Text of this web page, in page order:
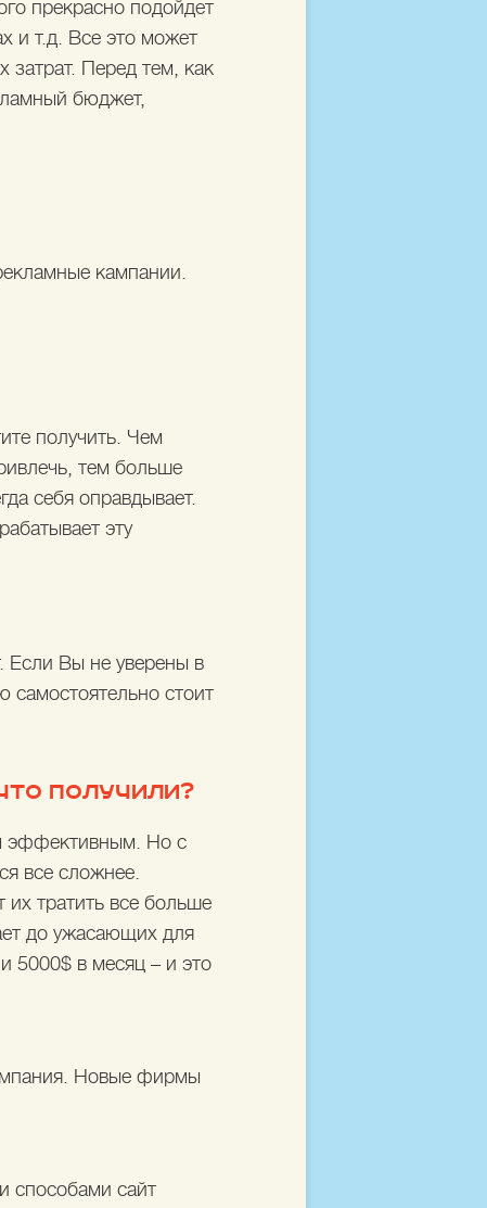
прекрасно подойдет
и т.д. Все это может
затрат. Перед тем, как
бюджет,
кампании.
получить. Чем
тем больше
себя оправдывает.
эту
Если Вы не уверены в
самостоятельно стоит
ПОЛУЧИЛИ?
эффективным. Но с
все сложнее.
тратить все больше
до ужасающих для
5000$ в месяц – и это
Новые фирмы
способами сайт